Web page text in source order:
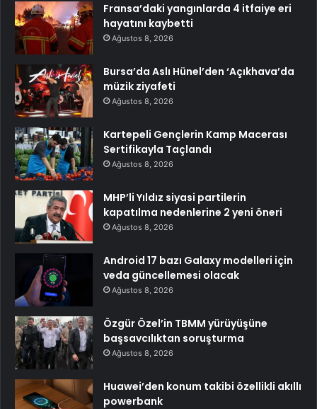
Fransa’daki yangınlarda 4 itfaiye eri
hayatını kaybetti
Ağustos 8, 2026
Bursa’da Aslı Hünel’den ‘Açıkhava’da
müzik ziyafeti
Ağustos 8, 2026
Kartepeli Gençlerin Kamp Macerası
Sertifikayla Taçlandı
Ağustos 8, 2026
MHP’li Yıldız siyasi partilerin
kapatılma nedenlerine 2 yeni öneri
Ağustos 8, 2026
Android 17 bazı Galaxy modelleri için
veda güncellemesi olacak
Ağustos 8, 2026
Özgür Özel’in TBMM yürüyüşüne
başsavcılıktan soruşturma
Ağustos 8, 2026
Huawei’den konum takibi özellikli akıllı
powerbank